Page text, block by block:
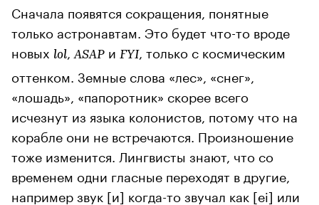
Сначала появятся сокращения, понятные
только астронавтам. Это будет что-то вроде
новых lol ASAP и FYI, только с космическим
оттенком. Земные слова «лес», «снег»,
«лошадь», «папоротник» скорее всего
исчезнут из языка колонистов, потому что на
корабле они не встречаются. Произношение
тоже изменится. Лингвисты знают, что со
временем одни гласные переходят в другие,
например звук [и] когда-то звучал как [ei] или